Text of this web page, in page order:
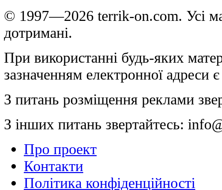
© 1997—2026 terrik-on.com. Усі
дотримані.
При використанні будь-яких
зазначенням електронної адреси
З питань розміщення реклами
З інших питань звертайтесь:
Про проект
Контакти
Політика конфіденційності